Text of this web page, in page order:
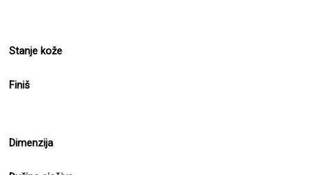
Stanje kože
Finiš
Dimenzija